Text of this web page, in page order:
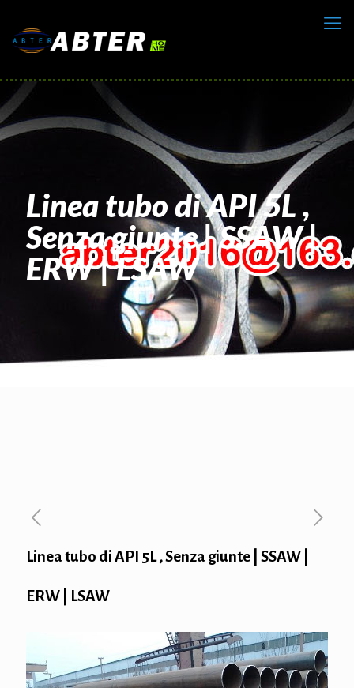
Linea tubo di API 5L ,
Senza giunte | SSAW |
ERW | LSAW
Linea tubo di API 5L , Senza giunte | SSAW |
ERW | LSAW